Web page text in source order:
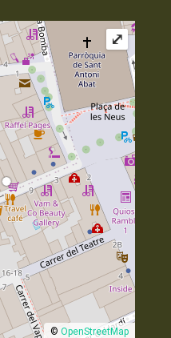
© OpenStreetMap
⤢